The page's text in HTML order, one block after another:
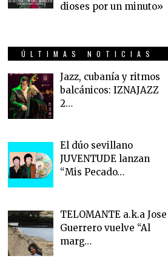
dioses por un minuto»
ÚLTIMAS NOTICIAS
Jazz, cubanía y ritmos
balcánicos: IZNAJAZZ
2…
El dúo sevillano
JUVENTUDE lanzan
“Mis Pecado…
TELOMANTE a.k.a Jose
Guerrero vuelve “Al
marg…